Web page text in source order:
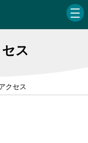
ス
クセス